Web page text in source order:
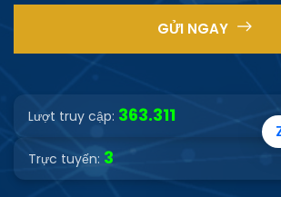
GỬI NGAY
Lượt truy cập: 363.311
Trực tuyến: 3